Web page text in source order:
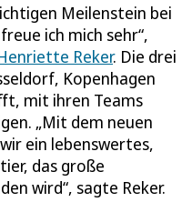
Meilenstein bei
ich mich sehr“,
Reker. Die drei
Kopenhagen
mit ihren Teams
„Mit dem neuen
ein lebenswertes,
das große
wird“, sagte Reker.